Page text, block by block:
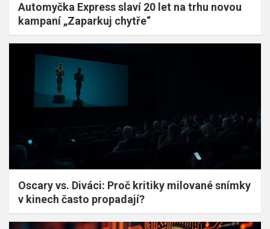
Automyčka Express slaví 20 let na trhu novou
kampaní „Zaparkuj chytře“
Oscary vs. Diváci: Proč kritiky milované snímky
v kinech často propadají?